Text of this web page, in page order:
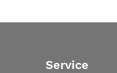
Service